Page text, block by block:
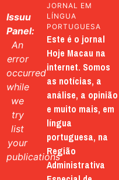
Issuu
Panel:
An
error
occurred
while
we
try
list
your
publications
JORNAL EM
LÍNGUA
PORTUGUESA
Este é o jornal
Hoje Macau na
internet. Somos
as notícias, a
análise, a opinião
e muito mais, em
língua
portuguesa, na
Região
Administrativa